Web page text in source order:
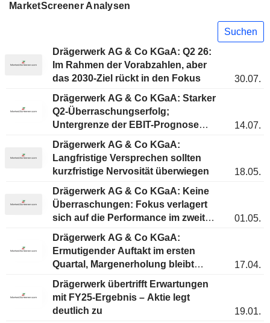
MarketScreener Analysen
Suchen
Drägerwerk AG & Co KGaA: Q2 26:
Im Rahmen der Vorabzahlen, aber
das 2030-Ziel rückt in den Fokus
30.07.
Drägerwerk AG & Co KGaA: Starker
Q2-Überraschungserfolg;
Untergrenze der EBIT-Prognose
14.07.
Drägerwerk AG & Co KGaA:
Langfristige Versprechen sollten
kurzfristige Nervosität überwiegen
18.05.
Drägerwerk AG & Co KGaA: Keine
Überraschungen: Fokus verlagert
sich auf die Performance im zweiten
01.05.
Drägerwerk AG & Co KGaA:
Ermutigender Auftakt im ersten
Quartal, Margenerholung bleibt
17.04.
Drägerwerk übertrifft Erwartungen
mit FY25-Ergebnis – Aktie legt
deutlich zu
19.01.